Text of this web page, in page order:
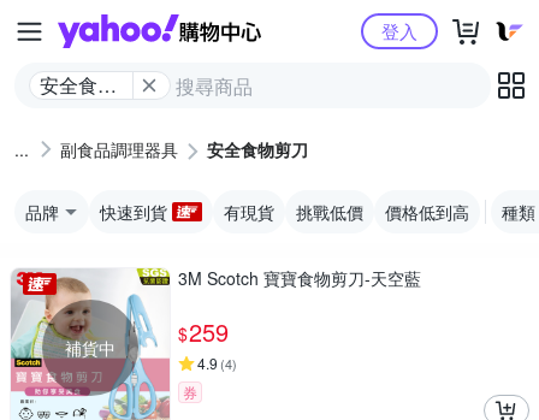
Yahoo購物中心
安全食物
登入
副食品調理器具 安全食物剪刀
品牌 快速到貨 有現貨 挑戰低價 價格低到高 種類
補貨中
3M Scotch 寶寶食物剪刀-天空藍
$259
4.9 (4)
券